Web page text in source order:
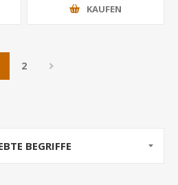
KAUFEN
2
BEGRIFFE